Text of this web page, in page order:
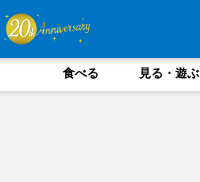
食べる 見る・遊ぶ